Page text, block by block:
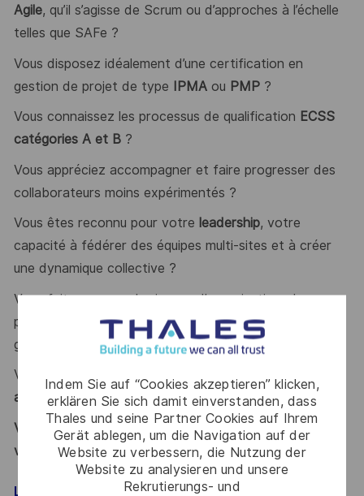
Indem Sie auf “Cookies akzeptieren” klicken,
erklären Sie sich damit einverstanden, dass
Thales und seine Partner Cookies auf Ihrem
Gerät ablegen, um die Navigation auf der
Website zu verbessern, die Nutzung der
Website zu analysieren und unsere
Rekrutierungs- und
Agile, qu’il s’agisse de Scrum ou d’approches à l’échelle
telles que SAFe ?
Vous disposez idéalement d’une certification en
gestion de projet de type IPMAou PMP?
Vous connaissez les processus de qualification ECSS
catégories A et B?
Vous appréciez accompagner et faire progresser des
collaborateurs moins expérimentés ?
Vous êtes reconnu pour votre leadership, votre
capacité à fédérer des équipes multi-sites et à créer
une dynamique collective ?
Vous faites preuve de rigueur, d’organisation, de
pédagogie et savez prendre des décisions tout en
gardant une vision d’ensemble ?
Vous êtes à l’aise pour communiquer et négocier en
anglais, à l’écrit comme à l’oral ?
Vous vous reconnaissez ? Alors ce poste est fait pour
vous !
LE MOT DE L’ÉQUIPE